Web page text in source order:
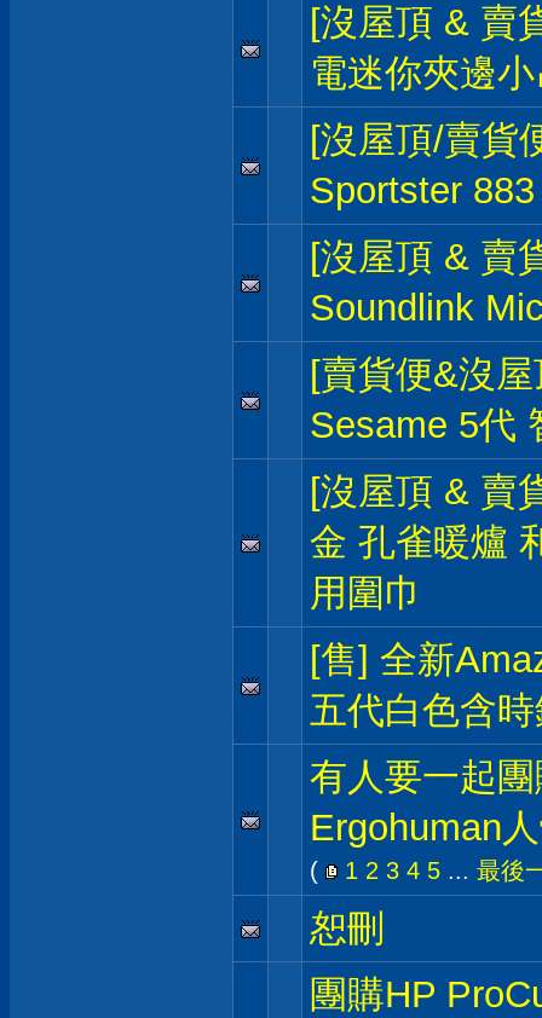
[沒屋頂 & 賣
電迷你夾邊
[沒屋頂/賣貨
Sportster
[沒屋頂 & 賣
Soundlink
[賣貨便&沒
Sesame 5代
[沒屋頂 & 賣
金 孔雀暖爐
用圍巾
[售] 全新
五代白色含
有人要一起
Ergohuman
( 1 2 3 4 5 ... 最後
恕刪
團購HP